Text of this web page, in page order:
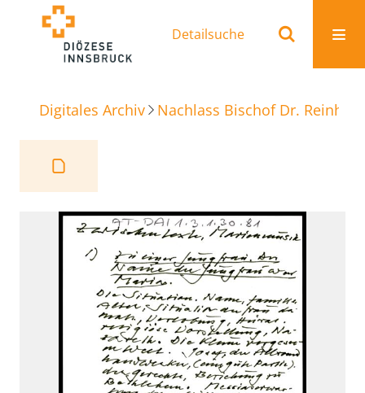
Detailsuche
Digitales Archiv Nachlass Bischof Dr.